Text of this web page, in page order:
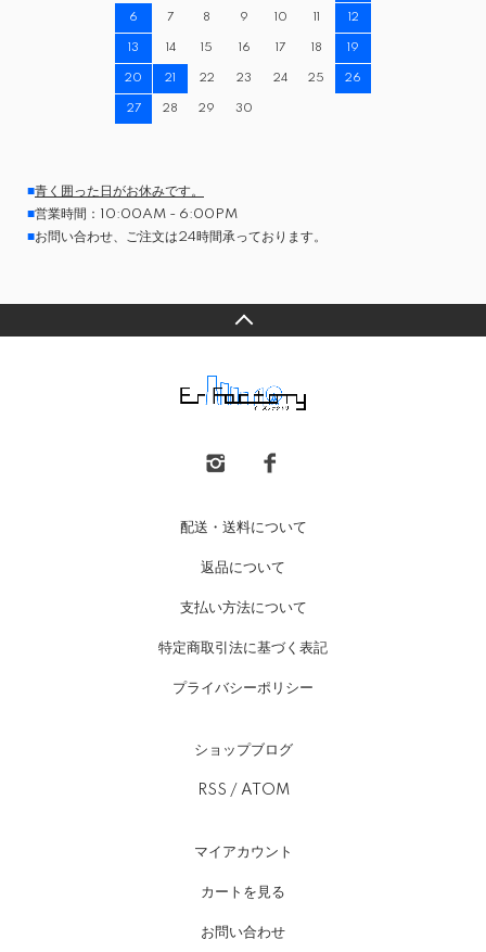
6 7 8 9 10 11 12
13 14 15 16 17 18 19
20 21 22 23 24 25 26
27 28 29 30
■青く囲った日がお休みです。
■営業時間：10:00AM - 6:00PM
■お問い合わせ、ご注文は24時間承っております。
配送・送料について
返品について
支払い方法について
特定商取引法に基づく表記
プライバシーポリシー
ショップブログ
RSS / ATOM
マイアカウント
カートを見る
お問い合わせ